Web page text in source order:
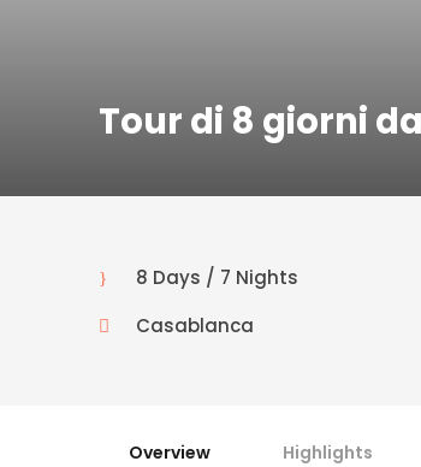
Tour di 8 giorni
8 Days / 7 Nights
Casablanca
Overview Highlights